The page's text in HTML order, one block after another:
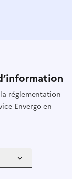
la réglementation
Envergo en